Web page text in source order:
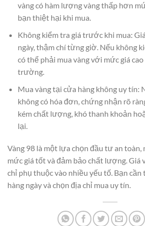
vàng có hàm lượng vàng thấp hơn
bạn thiệt hại khi mua.
Không kiểm tra giá trước khi mua:
ngày, thậm chí từng giờ. Nếu không
có thể phải mua vàng với mức giá
trường.
Mua vàng tại cửa hàng không uy tín:
không có hóa đơn, chứng nhận rõ
kém chất lượng, khó thanh khoản
lại.
Vàng 98 là một lựa chọn đầu tư an
mức giá tốt và đảm bảo chất lượng. Giá
chỉ phụ thuộc vào nhiều yếu tố. Bạn cần
hàng ngày và chọn địa chỉ mua uy tín.